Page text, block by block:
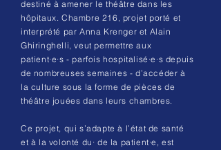
destiné à amener le théâtre dans les
hôpitaux. Chambre 216, projet porté et
interprété par Anna Krenger et Alain
Ghiringhelli, veut permettre aux
patient·e·s - parfois hospitalisé·e·s depuis
de nombreuses semaines - d’accéder à
la culture sous la forme de pièces de
théâtre jouées dans leurs chambres.
Ce projet, qui s’adapte à l’état de santé
et à la volonté du· de la patient·e, est